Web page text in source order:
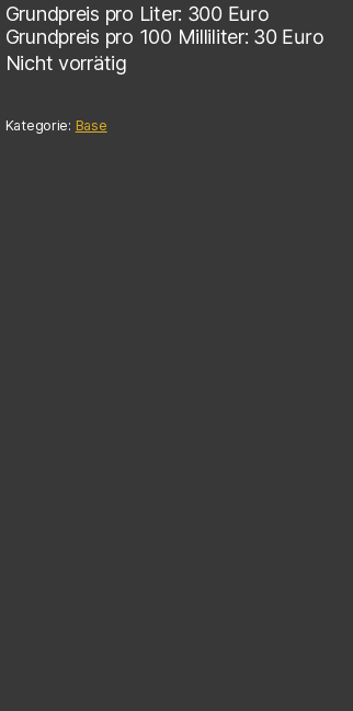
Grundpreis pro Liter: 300Euro
Grundpreis pro 100 Milliliter: 30Euro
Nicht vorrätig
Kategorie: Base